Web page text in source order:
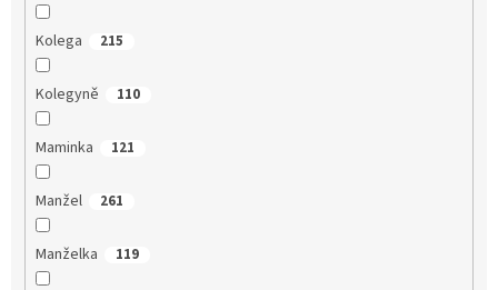
Kolega 215
Kolegyně 110
Maminka 121
Manžel 261
Manželka 119